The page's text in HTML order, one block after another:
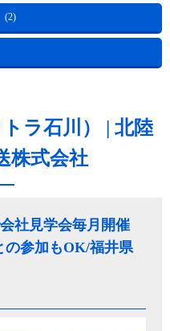
(2)
ラ石川） | 北陸
株式会社
社見学会毎月開催
の参加もOK/福井県